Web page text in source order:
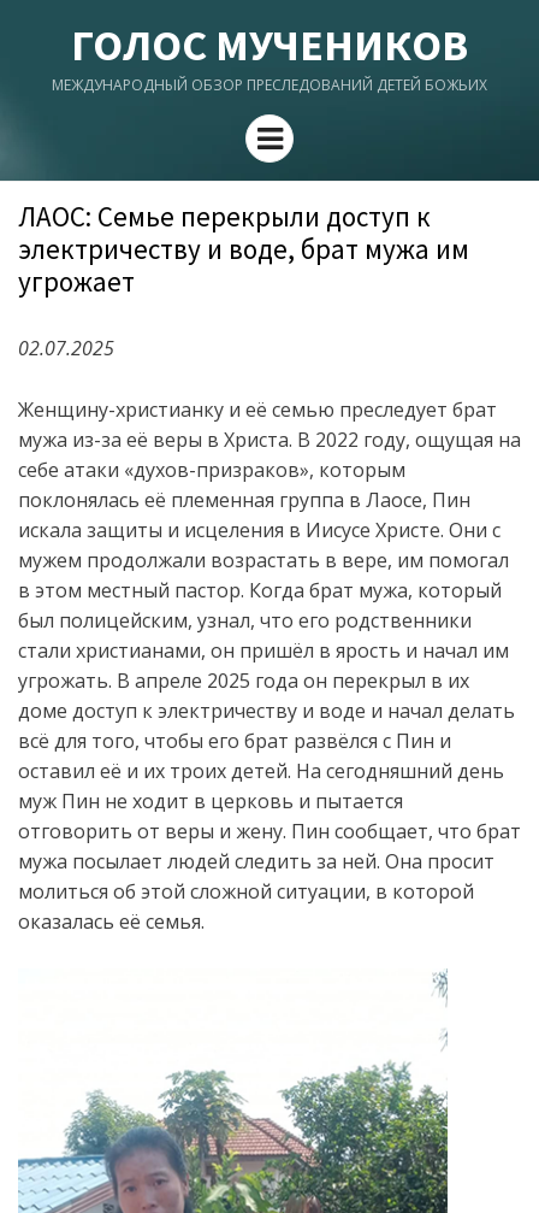
ГОЛОС МУЧЕНИКОВ
МЕЖДУНАРОДНЫЙ ОБЗОР ПРЕСЛЕДОВАНИЙ ДЕТЕЙ БОЖЬИХ
Menu
ЛАОС: Семье перекрыли доступ к
электричеству и воде, брат мужа им
угрожает
02.07.2025
Женщину-христианку и её семью преследует брат
мужа из-за её веры в Христа. В 2022 году, ощущая на
себе атаки «духов-призраков», которым
поклонялась её племенная группа в Лаосе, Пин
искала защиты и исцеления в Иисусе Христе. Они с
мужем продолжали возрастать в вере, им помогал
в этом местный пастор. Когда брат мужа, который
был полицейским, узнал, что его родственники
стали христианами, он пришёл в ярость и начал им
угрожать. В апреле 2025 года он перекрыл в их
доме доступ к электричеству и воде и начал делать
всё для того, чтобы его брат развёлся с Пин и
оставил её и их троих детей. На сегодняшний день
муж Пин не ходит в церковь и пытается
отговорить от веры и жену. Пин сообщает, что брат
мужа посылает людей следить за ней. Она просит
молиться об этой сложной ситуации, в которой
оказалась её семья.